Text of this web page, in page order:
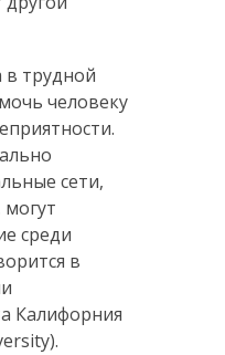
в трудной
человеку
сети,
могут
среди
в
Калифорния